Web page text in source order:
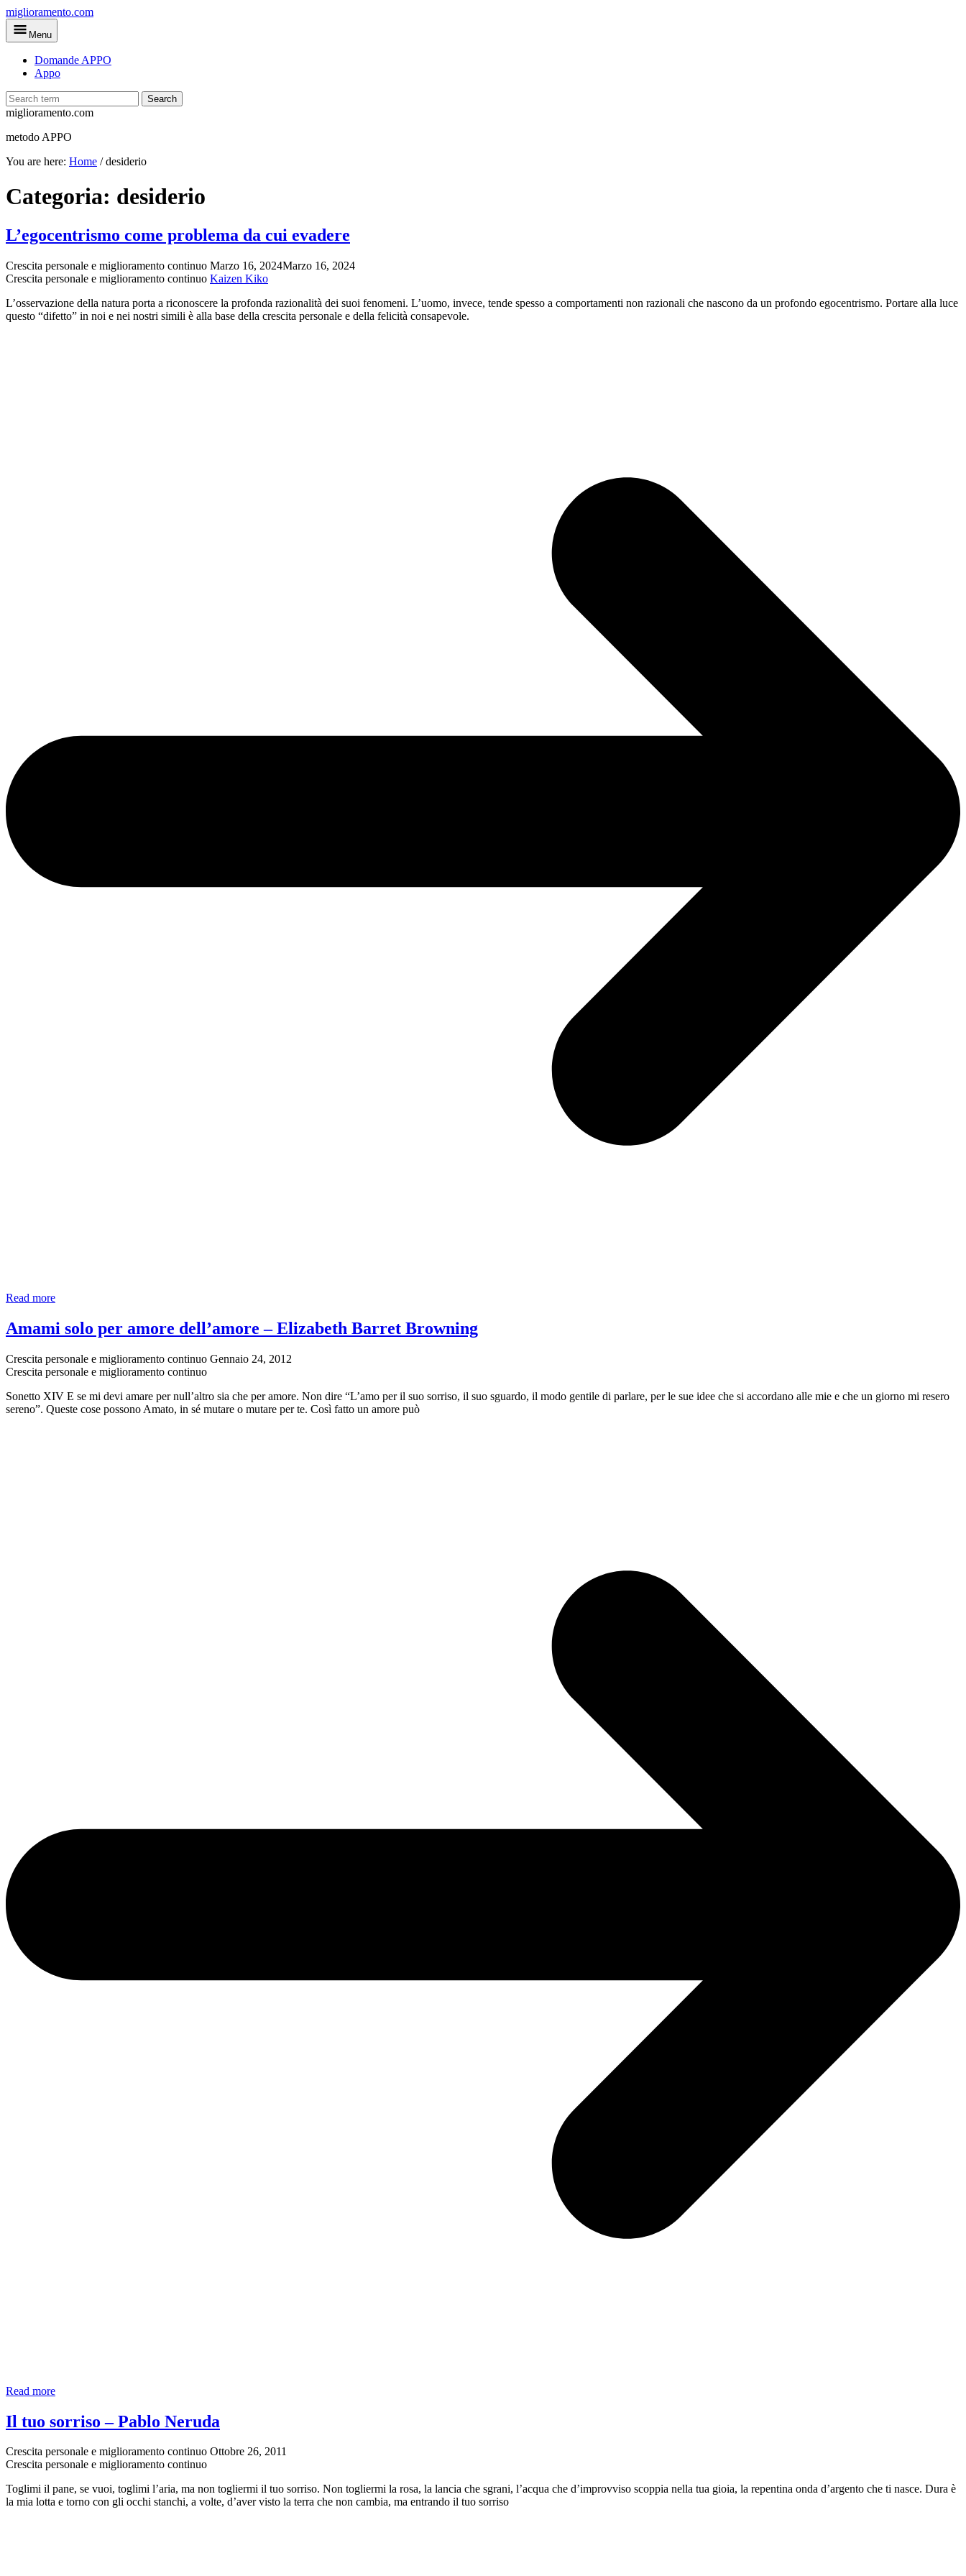
Skip
to
main
miglioramento.com
Menu
Domande APPO
Appo
Search
miglioramento.com
metodo APPO
You are here: Home /desiderio
Categoria: desiderio
L’egocentrismo come problema da cui evadere
Crescita personale e miglioramento continuo Marzo 16, 2024Marzo 16, 2024
Crescita personale e miglioramento continuo Kaizen Kiko
L’osservazione della natura porta a riconoscere la profonda razionalità dei suoi fenomeni. L’uomo, invece, tende spesso a comportamenti non razionali che nascono da un profondo egocentrismo. Portare alla luce
questo “difetto” in noi e nei nostri simili è alla base della crescita personale e della felicità consapevole.
Read moreL’egocentrismo
problema
da
evadere
Amami solo per amore dell’amore – Elizabeth Barret Browning
Crescita personale e miglioramento continuo Gennaio 24, 2012
Crescita personale e miglioramento continuo
Sonetto XIV E se mi devi amare per null’altro sia che per amore. Non dire “L’amo per il suo sorriso, il suo sguardo, il modo gentile di parlare, per le sue idee che si accordano alle mie e che un giorno mi resero
sereno”. Queste cose possono Amato, in sé mutare o mutare per te. Così fatto un amore può
Read moreAmami
amore
–
Elizabeth
Browning
Il tuo sorriso – Pablo Neruda
Crescita personale e miglioramento continuo Ottobre 26, 2011
Crescita personale e miglioramento continuo
Toglimi il pane, se vuoi, toglimi l’aria, ma non togliermi il tuo sorriso. Non togliermi la rosa, la lancia che sgrani, l’acqua che d’improvviso scoppia nella tua gioia, la repentina onda d’argento che ti nasce. Dura è
la mia lotta e torno con gli occhi stanchi, a volte, d’aver visto la terra che non cambia, ma entrando il tuo sorriso